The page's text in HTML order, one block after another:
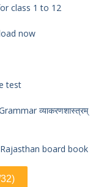
class 1 to 12
now
test
व्याकरणशास्त्रम्
board book